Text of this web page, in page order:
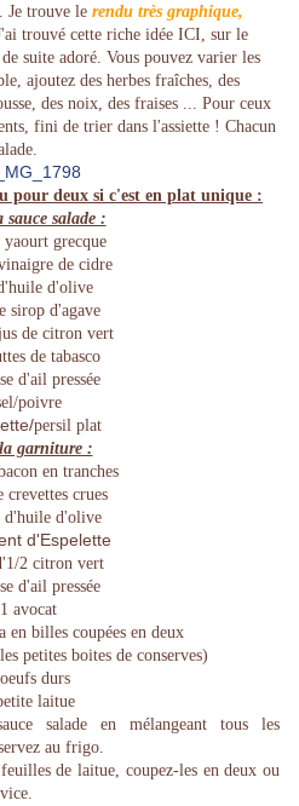
Je trouve le rendu très graphique,
trouvé cette riche idée ICI, sur le
suite adoré. Vous pouvez varier les
ajoutez des herbes fraîches, des
des noix, des fraises ... Pour ceux
fini de trier dans l'assiette ! Chacun
pour deux si c'est en plat unique :
sauce salade :
yaourt grecque
de cidre
d'olive
sirop d'agave
de citron vert
de tabasco
d'ail pressée
poivre
persil plat
garniture :
en tranches
crevettes crues
d'huile d'olive
d'Espelette
2 citron vert
d'ail pressée
1 avocat
en billes coupées en deux
petites boites de conserves)
durs
laitue
salade en mélangeant tous les
au frigo.
de laitue, coupez-les en deux ou